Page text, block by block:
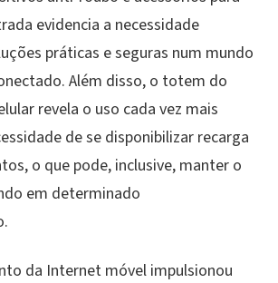
evidencia a necessidade
práticas e seguras num mundo
Além disso, o totem do
revela o uso cada vez mais
de se disponibilizar recarga
o que pode, inclusive, manter o
em determinado
da Internet móvel impulsionou